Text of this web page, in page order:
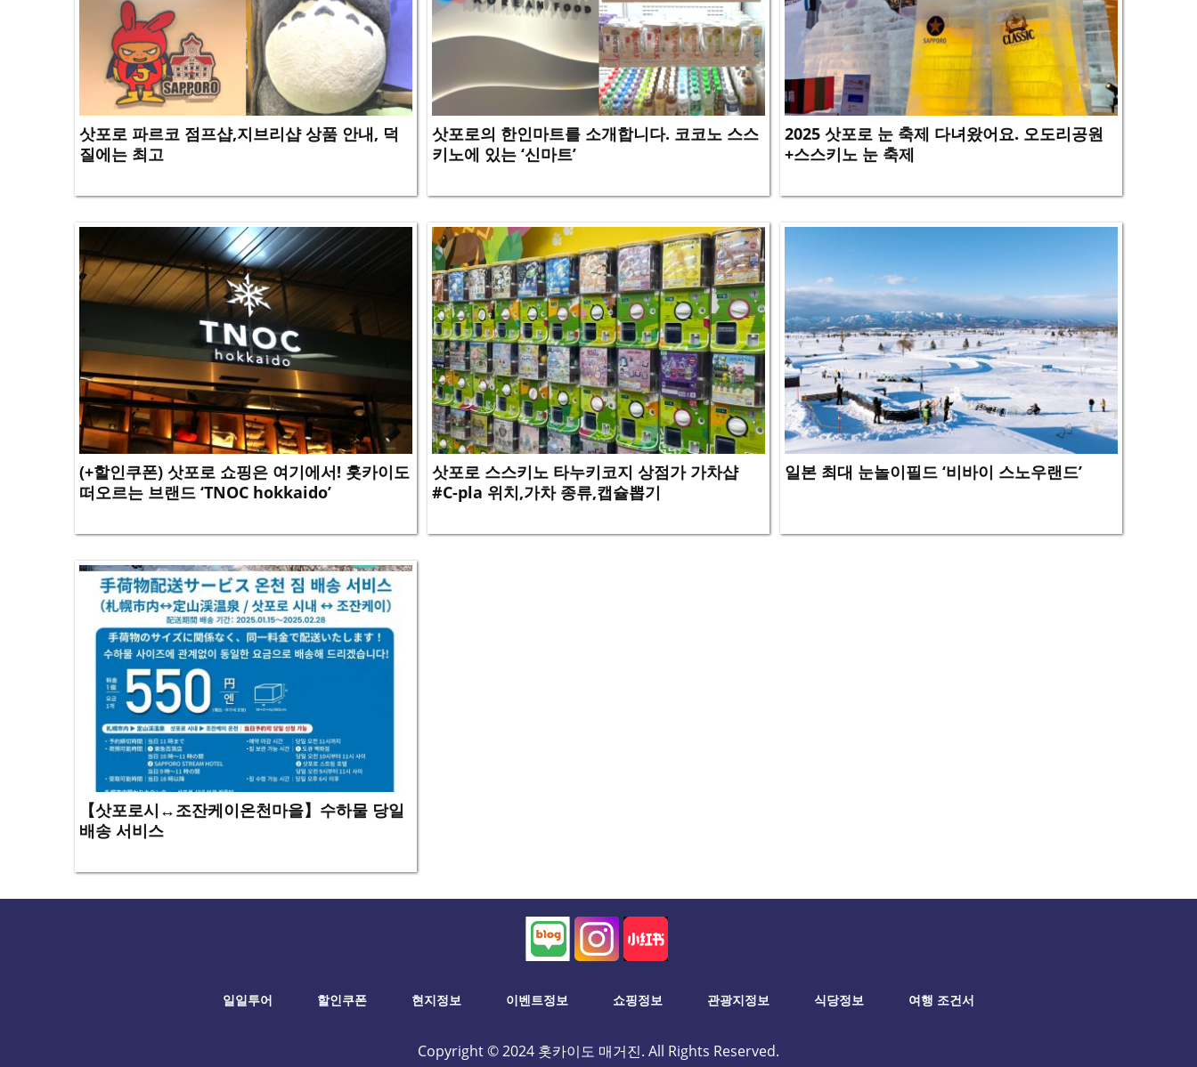
삿포로 파르코 점프샵,지브리샵 상품 안내, 덕
질에는 최고
삿포로의 한인마트를 소개합니다. 코코노 스스
키노에 있는 ‘신마트’
2025 삿포로 눈 축제 다녀왔어요. 오도리공원
+스스키노 눈 축제
(+할인쿠폰) 삿포로 쇼핑은 여기에서! 홋카이도
떠오르는 브랜드 ‘TNOC hokkaido’
삿포로 스스키노 타누키코지 상점가 가차샵
#C-pla 위치,가차 종류,캡슐뽑기
일본 최대 눈놀이필드 ‘비바이 스노우랜드’
【삿포로시↔조잔케이온천마을】수하물 당일
배송 서비스
일일투어 할인쿠폰 현지정보 이벤트정보 쇼핑정보 관광지정보 식당정보 여행 조건서
Copyright © 2024 홋카이도 매거진. All Rights Reserved.